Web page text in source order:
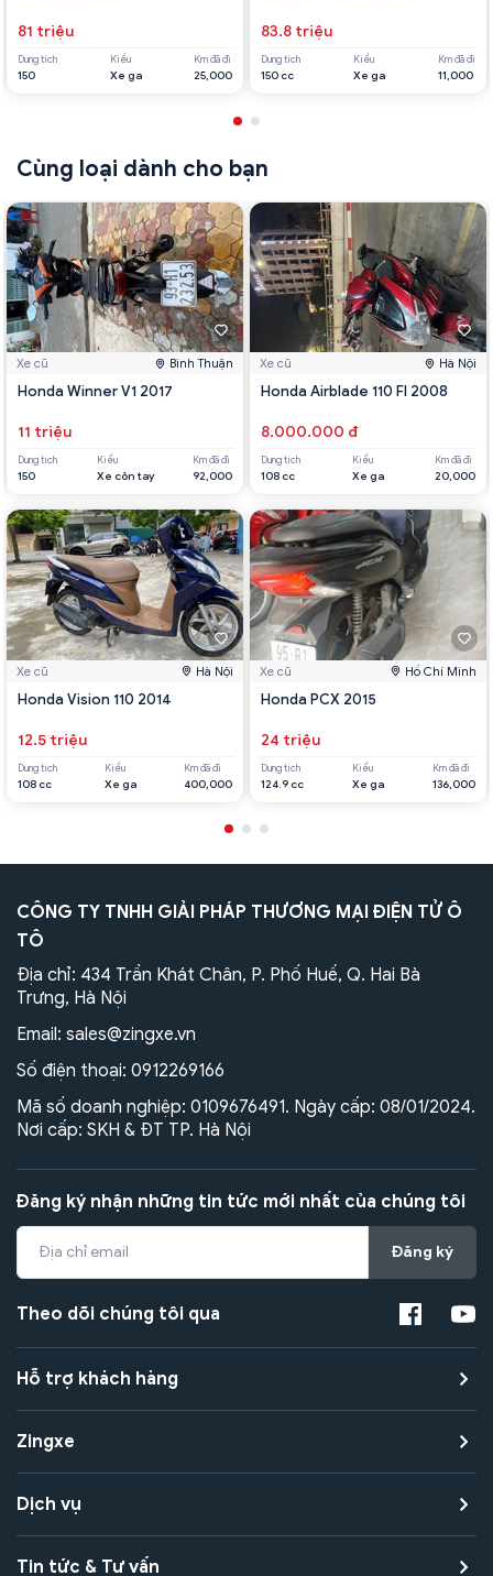
81 triệu
Dung tích
150
Kiểu
Xe ga
Km đã đi
25,000
83.8 triệu
Dung tích
150 cc
Kiểu
Xe ga
Km đã đi
11,000
Cùng loại dành cho bạn
Xe cũ Bình Thuận
Honda Winner V1 2017
11 triệu
Dung tích
150
Kiểu
Xe côn tay
Km đã đi
92,000
Xe cũ Hà Nội
Honda Vision 110 2014
12.5 triệu
Dung tích
108 cc
Kiểu
Xe ga
Km đã đi
400,000
Xe cũ Hà Nội
Honda Airblade 110 FI 2008
8.000.000 đ
Dung tích
108 cc
Kiểu
Xe ga
Km đã đi
20,000
Xe cũ Hồ Chí Minh
Honda PCX 2015
24 triệu
Dung tích
124.9 cc
Kiểu
Xe ga
Km đã đi
136,000
CÔNG TY TNHH GIẢI PHÁP THƯƠNG MẠI ĐIỆN TỬ Ô
TÔ
Địa chỉ: 434 Trần Khát Chân, P. Phố Huế, Q. Hai Bà
Trưng, Hà Nội
Email: sales@zingxe.vn
Số điện thoại: 0912269166
Mã số doanh nghiệp: 0109676491. Ngày cấp: 08/01/2024.
Nơi cấp: SKH & ĐT TP. Hà Nội
Đăng ký nhận những tin tức mới nhất của chúng tôi
Đăng ký
Theo dõi chúng tôi qua
Hỗ trợ khách hàng
Zingxe
Dịch vụ
Tin tức & Tư vấn